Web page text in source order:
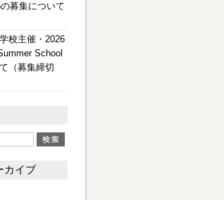
募集について
校主催・2026
School
（募集締切
カイブ